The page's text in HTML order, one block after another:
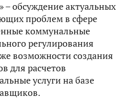
– обсуждение актуальных
проблем в сфере
коммунальные
регулирования
возможности создания
для расчетов
услуги на базе